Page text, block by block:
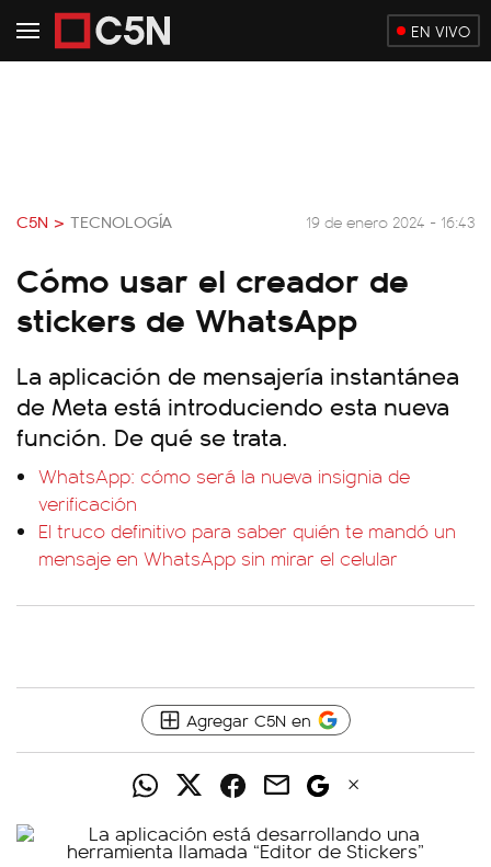
EN VIVO
C5N > TECNOLOGÍA 19 de enero 2024 - 16:43
Cómo usar el creador de
stickers de WhatsApp
La aplicación de mensajería instantánea
de Meta está introduciendo esta nueva
función. De qué se trata.
WhatsApp: cómo será la nueva insignia de
verificación
El truco definitivo para saber quién te mandó un
mensaje en WhatsApp sin mirar el celular
Agregar C5N en